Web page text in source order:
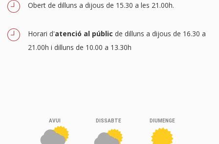
Obert de dilluns a dijous de 15.30 a les 21.00h.
Horari d'atenció al públic de dilluns a dijous de 16.30 a
21.00h i dilluns de 10.00 a 13.30h